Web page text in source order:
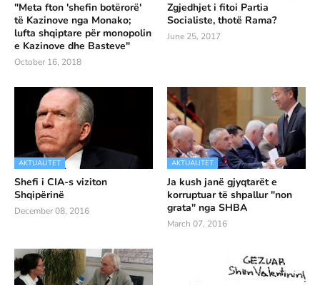
"Meta fton 'shefin botërorë'
të Kazinove nga Monako;
lufta shqiptare për monopolin
e Kazinove dhe Basteve"
October 16, 2018
Zgjedhjet i fitoi Partia
Socialiste, thotë Rama?
June 25, 2017
AKTUALITET
Shefi i CIA-s viziton
Shqipërinë
December 08, 2016
AKTUALITET
Ja kush janë gjyqtarët e
korruptuar të shpallur "non
grata" nga SHBA
March 07, 2016